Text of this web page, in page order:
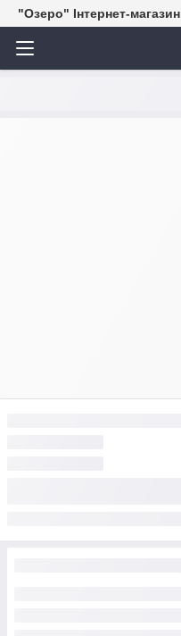
"Озеро" Інтернет-магазин